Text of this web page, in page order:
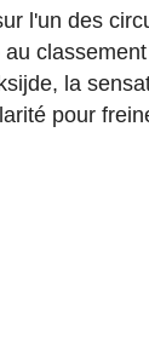
l'un des
la
pour